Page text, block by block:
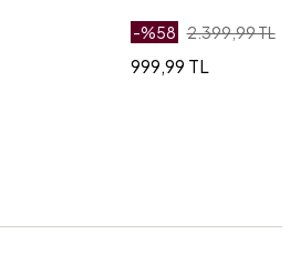
-%58 2.399,99 TL
999,99 TL